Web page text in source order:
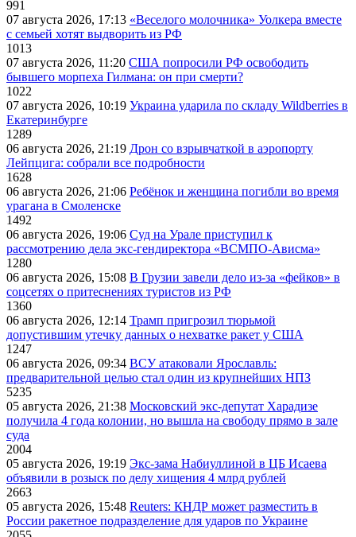
991
07 августа 2026, 17:13 «Веселого молочника» Уолкера вместе
с семьей хотят выдворить из РФ
1013
07 августа 2026, 11:20 США попросили РФ освободить
бывшего морпеха Гилмана: он при смерти?
1022
07 августа 2026, 10:19 Украина ударила по складу Wildberries в
Екатеринбурге
1289
06 августа 2026, 21:19 Дрон со взрывчаткой в аэропорту
Лейпцига: собрали все подробности
1628
06 августа 2026, 21:06 Ребёнок и женщина погибли во время
урагана в Смоленске
1492
06 августа 2026, 19:06 Суд на Урале приступил к
рассмотрению дела экс-гендиректора «ВСМПО-Ависма»
1280
06 августа 2026, 15:08 В Грузии завели дело из-за «фейков» в
соцсетях о притеснениях туристов из РФ
1360
06 августа 2026, 12:14 Трамп пригрозил тюрьмой
допустившим утечку данных о нехватке ракет у США
1247
06 августа 2026, 09:34 ВСУ атаковали Ярославль:
предварительной целью стал один из крупнейших НПЗ
5235
05 августа 2026, 21:38 Московский экс-депутат Харадизе
получила 4 года колонии, но вышла на свободу прямо в зале
суда
2004
05 августа 2026, 19:19 Экс-зама Набиуллиной в ЦБ Исаева
объявили в розыск по делу хищения 4 млрд рублей
2663
05 августа 2026, 15:48 Reuters: КНДР может разместить в
России ракетное подразделение для ударов по Украине